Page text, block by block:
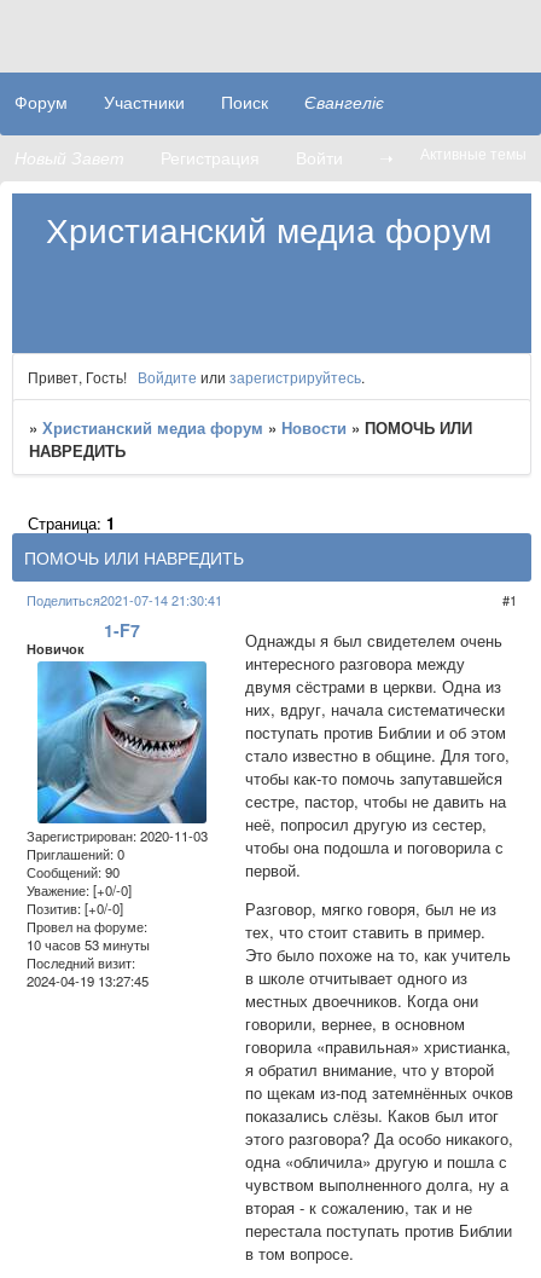
Христианский медиа форум
Форум Участники Поиск Євангеліє
Новый Завет Регистрация Войти ➝ Активные темы
Привет, Гость! Войдите или зарегистрируйтесь.
»Христианский медиа форум » Новости »​​ПОМОЧЬ ИЛИ
НАВРЕДИТЬ
​​ПОМОЧЬ ИЛИ НАВРЕДИТЬ
Страница:1
Поделиться 1
2021-07-14 21:30:41
1-F7
Новичок
Зарегистрирован: 2020-11-03
Приглашений:0
Сообщений:90
Уважение: [+0/-0]
Позитив: [+0/-0]
Провел на форуме:
10 часов 53 минуты
Последний визит:
2024-04-19 13:27:45
Однажды я был свидетелем очень
интересного разговора между
двумя сёстрами в церкви. Одна из
них, вдруг, начала систематически
поступать против Библии и об этом
стало известно в общине. Для того,
чтобы как-то помочь запутавшейся
сестре, пастор, чтобы не давить на
неё, попросил другую из сестер,
чтобы она подошла и поговорила с
первой.
Разговор, мягко говоря, был не из
тех, что стоит ставить в пример.
Это было похоже на то, как учитель
в школе отчитывает одного из
местных двоечников. Когда они
говорили, вернее, в основном
говорила «правильная» христианка,
я обратил внимание, что у второй
по щекам из-под затемнённых очков
показались слёзы. Каков был итог
этого разговора? Да особо никакого,
одна «обличила» другую и пошла с
чувством выполненного долга, ну а
вторая - к сожалению, так и не
перестала поступать против Библии
в том вопросе.